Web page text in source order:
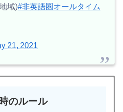
域)#非英語圏オールタイム
21, 2021
のルール